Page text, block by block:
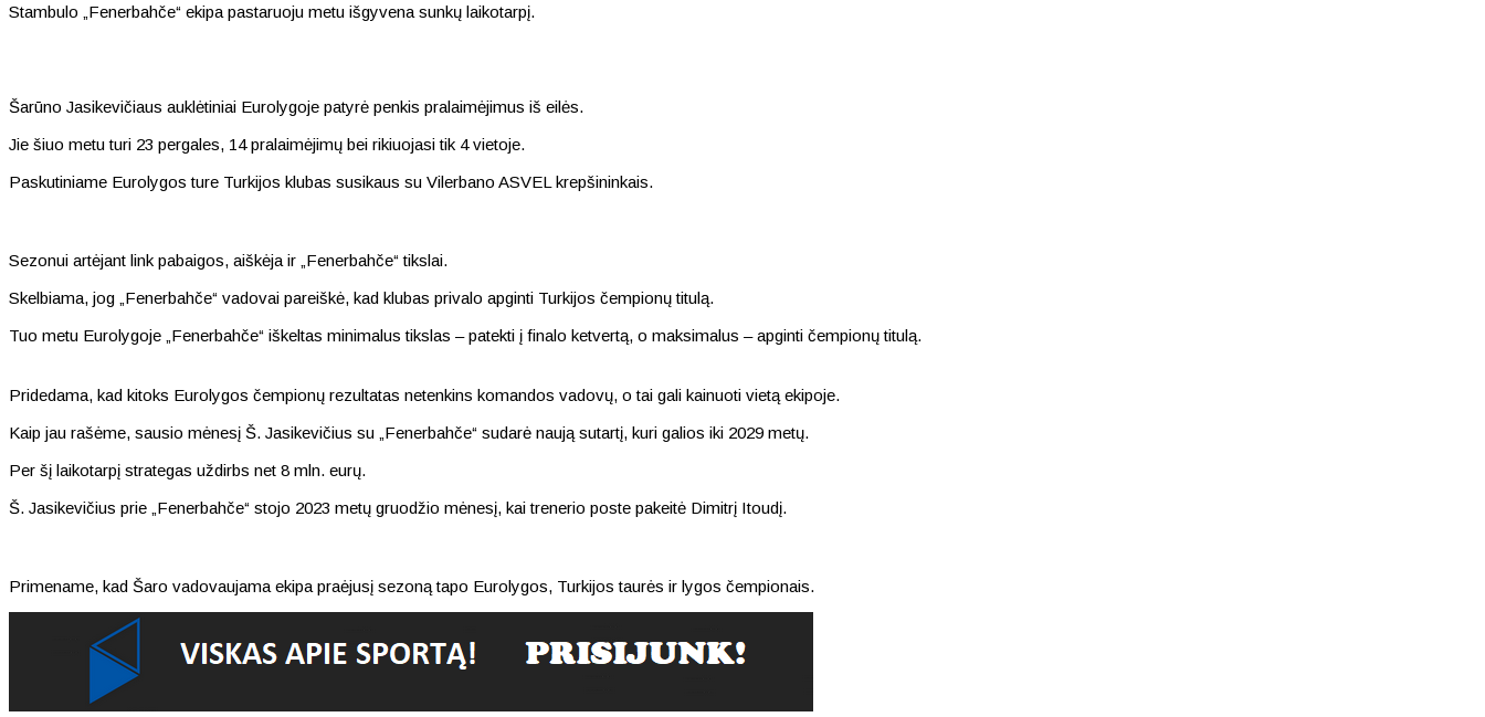
Stambulo „Fenerbahče“ ekipa pastaruoju metu išgyvena sunkų laikotarpį.
Šarūno Jasikevičiaus auklėtiniai Eurolygoje patyrė penkis pralaimėjimus iš eilės.
Jie šiuo metu turi 23 pergales, 14 pralaimėjimų bei rikiuojasi tik 4 vietoje.
Paskutiniame Eurolygos ture Turkijos klubas susikaus su Vilerbano ASVEL krepšininkais.
Sezonui artėjant link pabaigos, aiškėja ir „Fenerbahče“ tikslai.
Skelbiama, jog „Fenerbahče“ vadovai pareiškė, kad klubas privalo apginti Turkijos čempionų titulą.
Tuo metu Eurolygoje „Fenerbahče“ iškeltas minimalus tikslas – patekti į finalo ketvertą, o maksimalus – apginti čempionų titulą.
Pridedama, kad kitoks Eurolygos čempionų rezultatas netenkins komandos vadovų, o tai gali kainuoti vietą ekipoje.
Kaip jau rašėme, sausio mėnesį Š. Jasikevičius su „Fenerbahče“ sudarė naują sutartį, kuri galios iki 2029 metų.
Per šį laikotarpį strategas uždirbs net 8 mln. eurų.
Š. Jasikevičius prie „Fenerbahče“ stojo 2023 metų gruodžio mėnesį, kai trenerio poste pakeitė Dimitrį Itoudį.
Primename, kad Šaro vadovaujama ekipa praėjusį sezoną tapo Eurolygos, Turkijos taurės ir lygos čempionais.